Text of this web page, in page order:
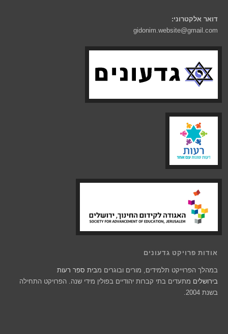
דואר אלקטרוני:
gidonim.website@gmail.com
אודות פרויקט גדעונים
במהלך הפרוייקט תלמידים, מורים ובוגרים מבית ספר רעות
בירושלים מתעדים בתי קברות יהודיים בפולין מידי שנה. הפרויקט התחילה
בשנת 2004.